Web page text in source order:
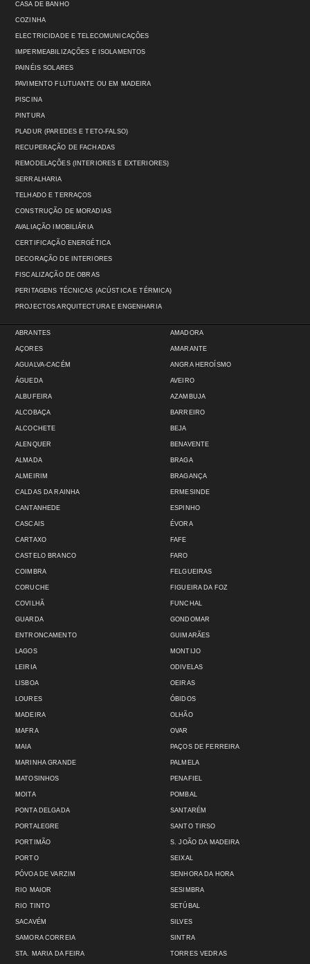
CASA DE BANHO
COZINHA
ELECTRICIDADE E TELECOMUNICAÇÕES
IMPERMEABILIZAÇÕES E ISOLAMENTOS
PAINÉIS SOLARES
PAVIMENTO FLUTUANTE OU EM MADEIRA
PISCINA
PINTURA
PLADUR (PAREDES E TETO-FALSO)
RECUPERAÇÃO DE FACHADAS
REMODELAÇÕES (INTERIORES E EXTERIORES)
SERRALHARIA
TELHADO E TERRAÇOS
CONSTRUÇÃO DE MORADIAS
AVALIAÇÃO IMOBILIÁRIA
CERTIFICAÇÃO ENERGÉTICA
DECORAÇÃO DE INTERIORES
FISCALIZAÇÃO DE OBRAS
PERITAGENS TÉCNICAS (ACÚSTICA E TÉRMICA)
PROJECTOS ARQUITECTURA E ENGENHARIA
ABRANTES
AÇORES
AGUALVA-CACÉM
ÁGUEDA
ALBUFEIRA
ALCOBAÇA
ALCOCHETE
ALENQUER
ALMADA
ALMEIRIM
AMADORA
AMARANTE
ANGRA HEROÍSMO
AVEIRO
AZAMBUJA
BARREIRO
BEJA
BENAVENTE
BRAGA
BRAGANÇA
CALDAS DA RAINHA
CANTANHEDE
CASCAIS
CARTAXO
CASTELO BRANCO
COIMBRA
CORUCHE
COVILHÃ
GUARDA
ENTRONCAMENTO
ERMESINDE
ESPINHO
ÉVORA
FAFE
FARO
FELGUEIRAS
FIGUEIRA DA FOZ
FUNCHAL
GONDOMAR
GUIMARÃES
LAGOS
LEIRIA
LISBOA
LOURES
MADEIRA
MAFRA
MAIA
MARINHA GRANDE
MATOSINHOS
MOITA
MONTIJO
ODIVELAS
OEIRAS
ÓBIDOS
OLHÃO
OVAR
PAÇOS DE FERREIRA
PALMELA
PENAFIEL
POMBAL
PONTA DELGADA
PORTALEGRE
PORTIMÃO
PORTO
PÓVOA DE VARZIM
RIO MAIOR
RIO TINTO
SACAVÉM
SAMORA CORREIA
STA. MARIA DA FEIRA
SANTARÉM
SANTO TIRSO
S. JOÃO DA MADEIRA
SEIXAL
SENHORA DA HORA
SESIMBRA
SETÚBAL
SILVES
SINTRA
TORRES VEDRAS